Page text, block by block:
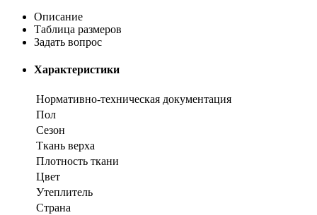
Описание
Таблица размеров
Задать вопрос
Характеристики
Нормативно-техническая документация
Пол
Сезон
Ткань верха
Плотность ткани
Цвет
Утеплитель
Страна